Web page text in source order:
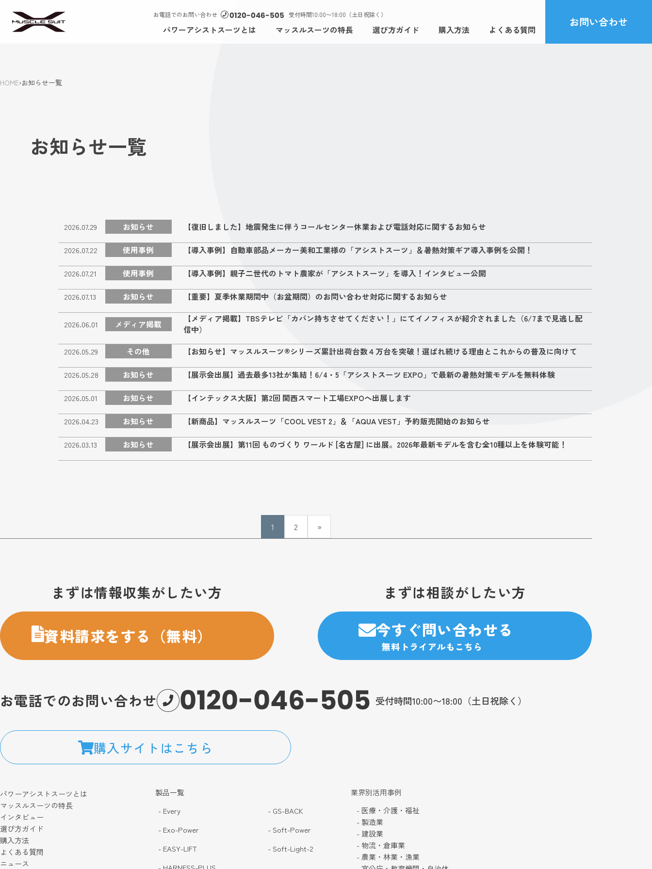
お電話でのお問い合わせ 0120-046-505 受付時間10:00〜18:00（土日祝除く）
パワーアシストスーツとは マッスルスーツの特長 選び方ガイド 購入方法 よくある質問
お問い合わせ
HOME›お知らせ一覧
お知らせ一覧
2026.07.29 お知らせ 【復旧しました】地震発生に伴うコールセンター休業および電話対応に関するお知らせ
2026.07.22 使用事例 【導入事例】自動車部品メーカー美和工業様の「アシストスーツ」＆暑熱対策ギア導入事例を公開！
2026.07.21 使用事例 【導入事例】親子二世代のトマト農家が「アシストスーツ」を導入！インタビュー公開
2026.07.13 お知らせ 【重要】夏季休業期間中（お盆期間）のお問い合わせ対応に関するお知らせ
2026.06.01 メディア掲載
【メディア掲載】TBSテレビ「カバン持ちさせてください！」にてイノフィスが紹介されました（6/7まで見逃し配
信中）
2026.05.29 その他 【お知らせ】マッスルスーツ®シリーズ累計出荷台数４万台を突破！選ばれ続ける理由とこれからの普及に向けて
2026.05.28 お知らせ 【展示会出展】過去最多13社が集結！6/4・5「アシストスーツ EXPO」で最新の暑熱対策モデルを無料体験
2026.05.01 お知らせ 【インテックス大阪】第2回 関西スマート工場EXPOへ出展します
2026.04.23 お知らせ 【新商品】マッスルスーツ「COOL VEST 2」＆「AQUA VEST」予約販売開始のお知らせ
2026.03.13 お知らせ 【展示会出展】第11回 ものづくり ワールド [名古屋] に出展。2026年最新モデルを含む全10種以上を体験可能！
1 2
»
まずは情報収集がしたい方
資料請求をする（無料）
まずは相談がしたい方
今すぐ問い合わせる
無料トライアルもこちら
お電話でのお問い合わせ 0120-046-505 受付時間10:00〜18:00（土日祝除く）
購入サイトはこちら
パワーアシストスーツとは
マッスルスーツの特長
インタビュー
選び方ガイド
購入方法
よくある質問
ニュース
製品一覧
- Every
- Exo-Power
- EASY-LIFT
- GS-BACK
- Soft-Power
- Soft-Light-2
業界別活用事例
- 医療・介護・福祉
- 製造業
- 建設業
- 物流・倉庫業
- 農業・林業・漁業